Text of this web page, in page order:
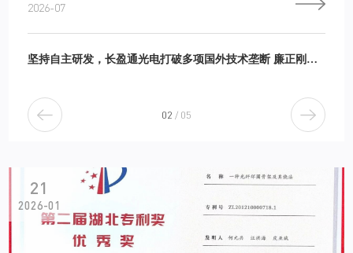
2026-07
坚持自主研发，长盈通光电打破多项国外技术垄断 廉正刚：把总书记的嘱托织进光谷特种光纤里
2 / 5
21
2026-01